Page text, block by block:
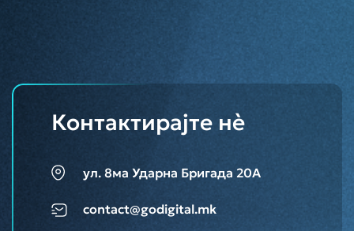
Контактирајте нè
ул. 8ма Ударна Бригада 20А
contact@godigital.mk